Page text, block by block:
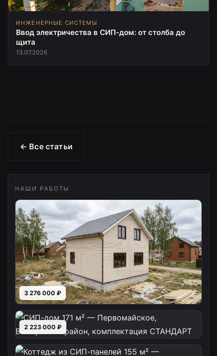
ИНЖЕНЕРНЫЕ СИСТЕМЫ
Ввод электричества в СИП-дом: от столба до
щита
13.07.2026
← Все статьи
НАШИ РАБОТЫ
3 276 000 ₽
2 223 000 ₽